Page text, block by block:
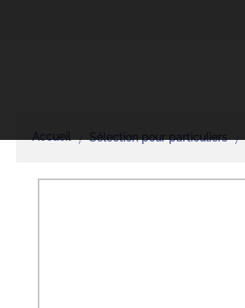
Accueil Sélection pour particuliers